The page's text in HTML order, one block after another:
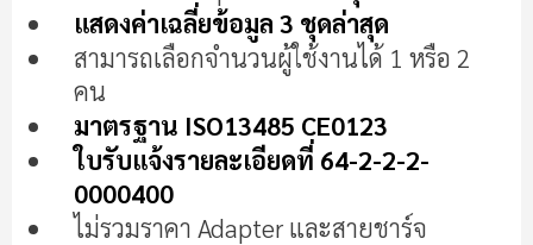
แสดงค่าเฉลี่ยข้อมูล 3 ชุดล่าสุด
สามารถเลือกจำนวนผู้ใช้งานได้ 1 หรือ 2
คน
มาตรฐาน ISO13485 CE0123
ใบรับแจ้งรายละเอียดที่ 64-2-2-2-
0000400
ไม่รวมราคา Adapter และสายชาร์จ